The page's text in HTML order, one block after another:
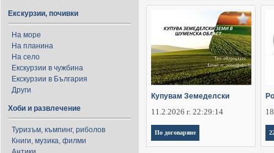
Екскурзии, почивки
На море
На планина
На село
Екскурзии в чужбина
Екскурзии в България
Други
Хоби и развлечение
Туризъм, къмпинг, риболов
Книги, музика, филми
Купувам Земеделски
11.2.2026 г. 22:29:14
По договаряне